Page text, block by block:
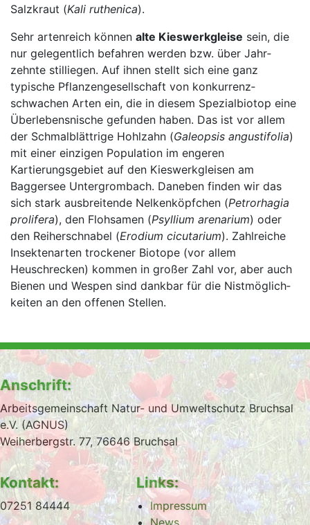
Salzkraut (Kali ruthenica).
Sehr artenreich können alte Kieswerkgleise sein, die
nur gelegentlich befahren werden bzw. über Jahr­
zehnte stilliegen. Auf ihnen stellt sich eine ganz
typische Pflanzengesellschaft von konkurrenz­
schwachen Arten ein, die in diesem Spezialbiotop eine
Überlebensnische gefunden haben. Das ist vor allem
der Schmalblättrige Hohlzahn (Galeopsis an­gustifolia)
mit einer einzigen Population im engeren
Kartierungsgebiet auf den Kies­werkgleisen am
Baggersee Untergrombach. Daneben finden wir das
sich stark ausbreitende Nelkenköpfchen (Petrorhagia
prolifera), den Flohsamen (Psyllium arenarium) oder
den Reiher­schnabel (Erodium cicutarium). Zahlreiche
Insekten­arten trockener Biotope (vor allem
Heuschrecken) kommen in großer Zahl vor, aber auch
Bienen und Wespen sind dankbar für die Nistmöglich­
keiten an den offenen Stellen.
Anschrift:
Arbeitsgemeinschaft Natur- und Umweltschutz Bruchsal
e.V. (AGNUS)
Weiherbergstr. 77, 76646 Bruchsal
Kontakt:
07251 84444
Links:
Impressum
News